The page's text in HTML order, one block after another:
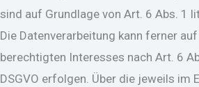
sind auf Grundlage von Art. 6 Abs. 1
Die Datenverarbeitung kann ferner
berechtigten Interesses nach Art. 6
DSGVO erfolgen. Über die jeweils im